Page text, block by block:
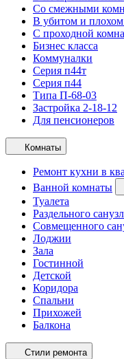
Со смежными
В убитом и
С проходной
Бизнес класса
Коммуналки
Серия п44т
Серия п44
Типа П-68-03
Застройка 2-18-12
Для пенсионеров
Комнаты
Ремонт кухни в
Ванной комнаты
Туалета
Раздельного
Совмещенного
Лоджии
Зала
Гостинной
Детской
Коридора
Спальни
Прихожей
Балкона
Стили ремонта